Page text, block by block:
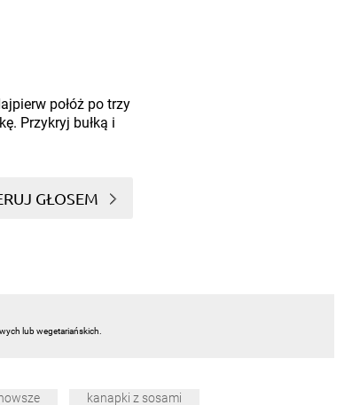
połóż po trzy
Przykryj bułką i
GŁOSEM
lub wegetariańskich.
kanapki z sosami